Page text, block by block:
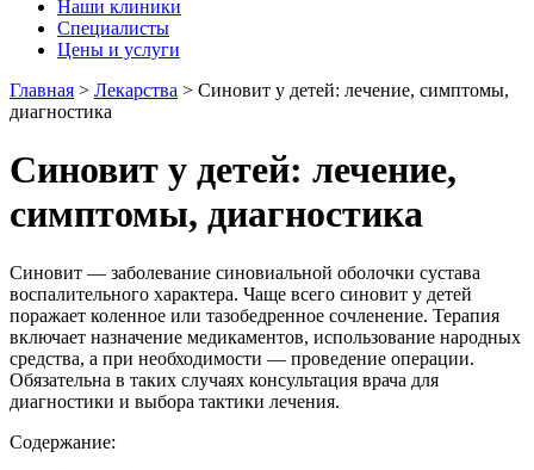
Наши клиники
Специалисты
Цены и услуги
Главная > Лекарства > Синовит у детей: лечение, симптомы,
диагностика
Синовит у детей: лечение,
симптомы, диагностика
Синовит — заболевание синовиальной оболочки сустава
воспалительного характера. Чаще всего синовит у детей
поражает коленное или тазобедренное сочленение. Терапия
включает назначение медикаментов, использование народных
средства, а при необходимости — проведение операции.
Обязательна в таких случаях консультация врача для
диагностики и выбора тактики лечения.
Содержание: